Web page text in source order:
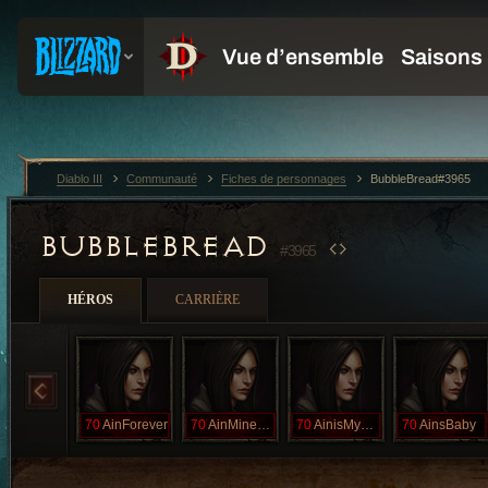
BUBBLEBREAD #3965
HÉROS CARRIÈRE
70AinForever 70 AinMineBride 70 AinisMyLover 70AinsBaby
Diablo III Communauté Fiches de personnages BubbleBread#3965